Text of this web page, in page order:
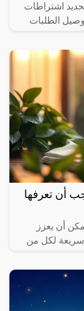
اشتراطات
الطلبات
صحية يجب أن تعرفها
أن يعزز
لكل من